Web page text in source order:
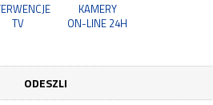
TV
KAMERY
ON-LINE 24H
ODESZLI